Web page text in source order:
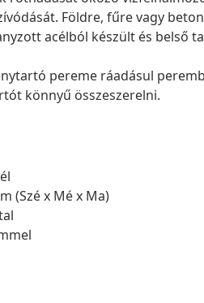
Földre, fűre vagy
acélból készült és
pereme ráadásul
könnyű összeszerelni.
(Szé x Mé x Ma)